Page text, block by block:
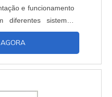
e funcionamento
diferentes sistemas
em maquinários
em indústrias de
controle preciso de
comandos....